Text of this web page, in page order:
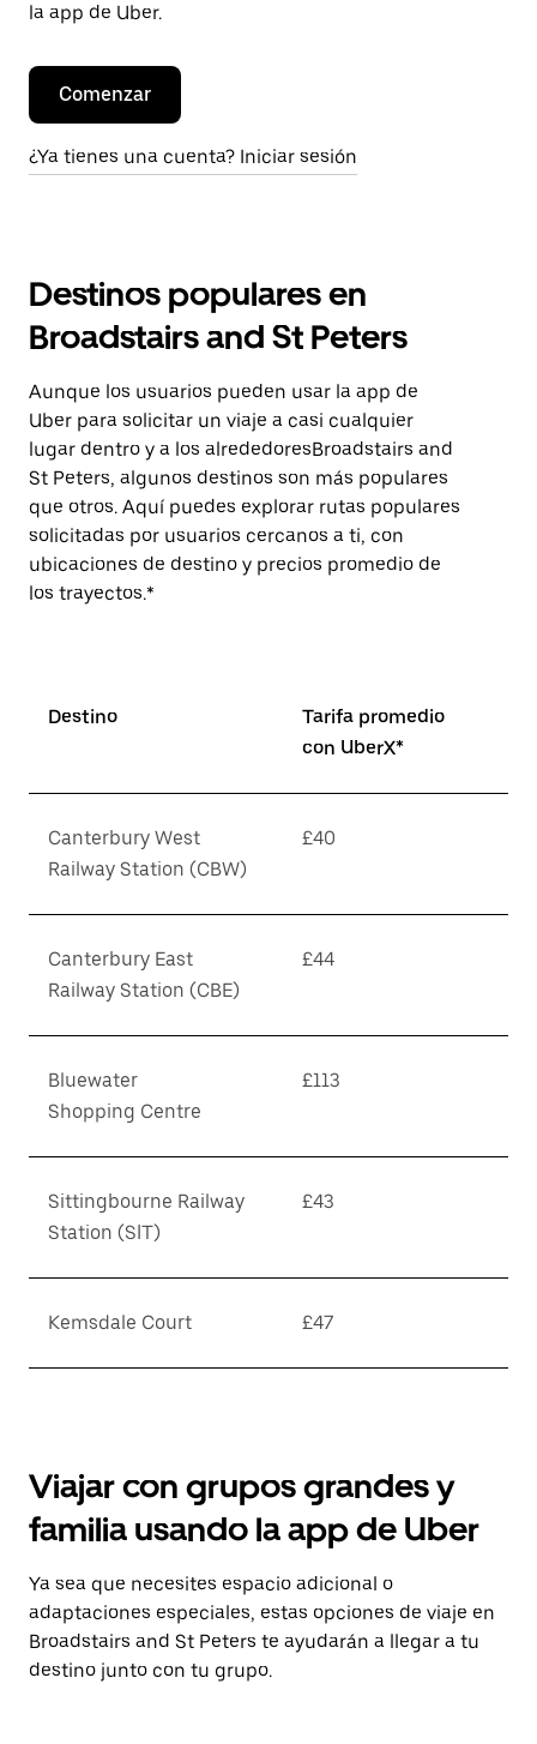
la app de Uber.
Comenzar
¿Ya tienes una cuenta? Iniciar sesión
Destinos populares en
Broadstairs and St Peters
Aunque los usuarios pueden usar la app de
Uber para solicitar un viaje a casi cualquier
lugar dentro y a los alrededoresBroadstairs and
St Peters, algunos destinos son más populares
que otros. Aquí puedes explorar rutas populares
solicitadas por usuarios cercanos a ti, con
ubicaciones de destino y precios promedio de
los trayectos.*
Destino
Tarifa promedio
con UberX*
Canterbury West
Railway Station (CBW)
£40
Canterbury East
Railway Station (CBE)
£44
Bluewater
Shopping Centre
£113
Sittingbourne Railway
Station (SIT)
£43
Kemsdale Court £47
Viajar con grupos grandes y
familia usando la app de Uber
Ya sea que necesites espacio adicional o
adaptaciones especiales, estas opciones de viaje en
Broadstairs and St Peters te ayudarán a llegar a tu
destino junto con tu grupo.